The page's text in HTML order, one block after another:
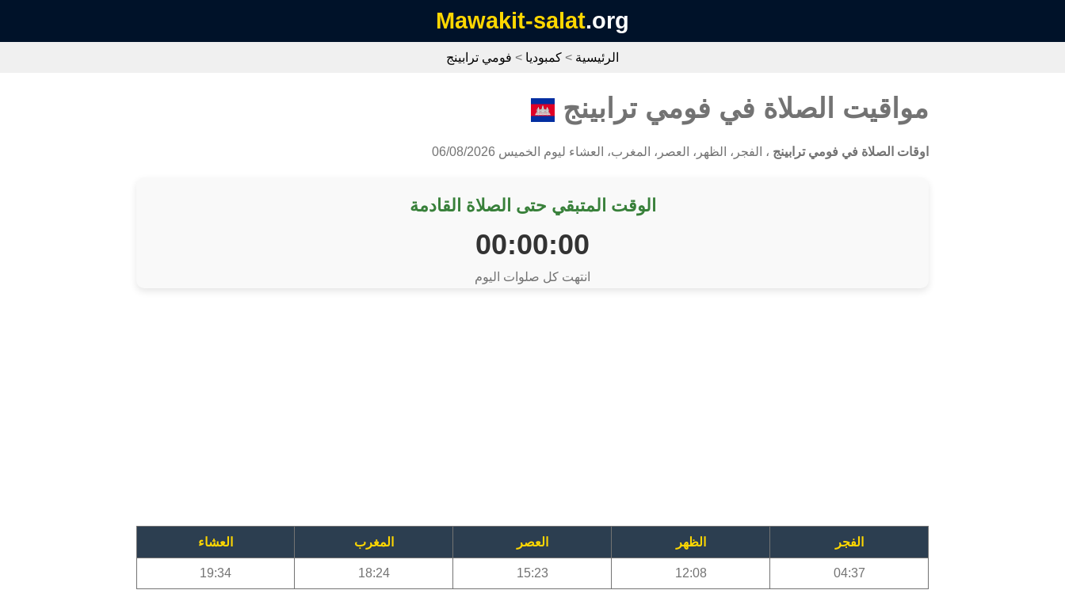
Mawakit-salat.org
الرئيسية > كمبوديا > فومي ترابينج
مواقيت الصلاة في فومي ترابينج
اوقات الصلاة في فومي ترابينج ، الفجر، الظهر، العصر، المغرب، العشاء ليوم الخميس 06/08/2026
الوقت المتبقي حتى الصلاة القادمة
00:00:00
انتهت كل صلوات اليوم
الفجر الظهر العصر المغرب العشاء
04:37
12:08
15:23
18:24
19:34